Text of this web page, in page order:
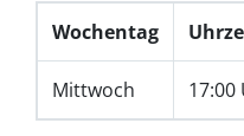
Wochentag
Mittwoch 17:00